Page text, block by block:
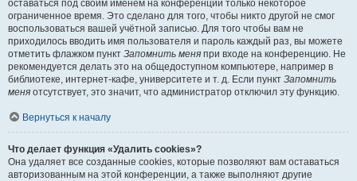
оставаться под своим именем на конференции только некоторое
ограниченное время. Это сделано для того, чтобы никто другой не смог
воспользоваться вашей учётной записью. Для того чтобы вам не
приходилось вводить имя пользователя и пароль каждый раз, вы можете
отметить флажком пункт Запомнить меня при входе на конференцию. Не
рекомендуется делать это на общедоступном компьютере, например в
библиотеке, интернет-кафе, университете и т. д. Если пункт Запомнить
меня отсутствует, это значит, что администратор отключил эту функцию.
Вернуться к началу
Что делает функция «Удалить cookies»?
Она удаляет все созданные cookies, которые позволяют вам оставаться
авторизованным на этой конференции, а также выполняют другие